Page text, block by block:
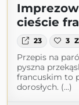
cieście
23 3
Przepis na
pyszna
francuskim to
dorosłych. (...)